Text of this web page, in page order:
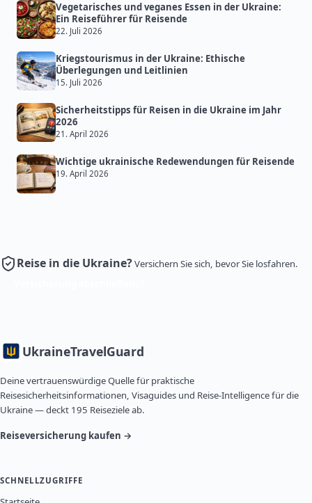
Vegetarisches und veganes Essen in der Ukraine:
Ein Reiseführer für Reisende
22. Juli 2026
Kriegstourismus in der Ukraine: Ethische
Überlegungen und Leitlinien
15. Juli 2026
Sicherheitstipps für Reisen in die Ukraine im Jahr
2026
21. April 2026
Wichtige ukrainische Redewendungen für Reisende
19. April 2026
Reise in die Ukraine?Versichern Sie sich, bevor Sie losfahren.
UkraineTravelGuard
Deine vertrauenswürdige Quelle für praktische
Reisesicherheitsinformationen, Visaguides und Reise-Intelligence für die
Ukraine — deckt 195 Reiseziele ab.
Reiseversicherung kaufen →
SCHNELLZUGRIFFE